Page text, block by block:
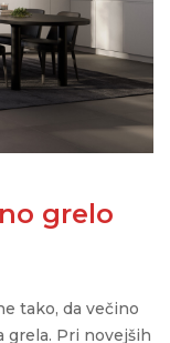
grelo
tako, da večino
grela. Pri novejših